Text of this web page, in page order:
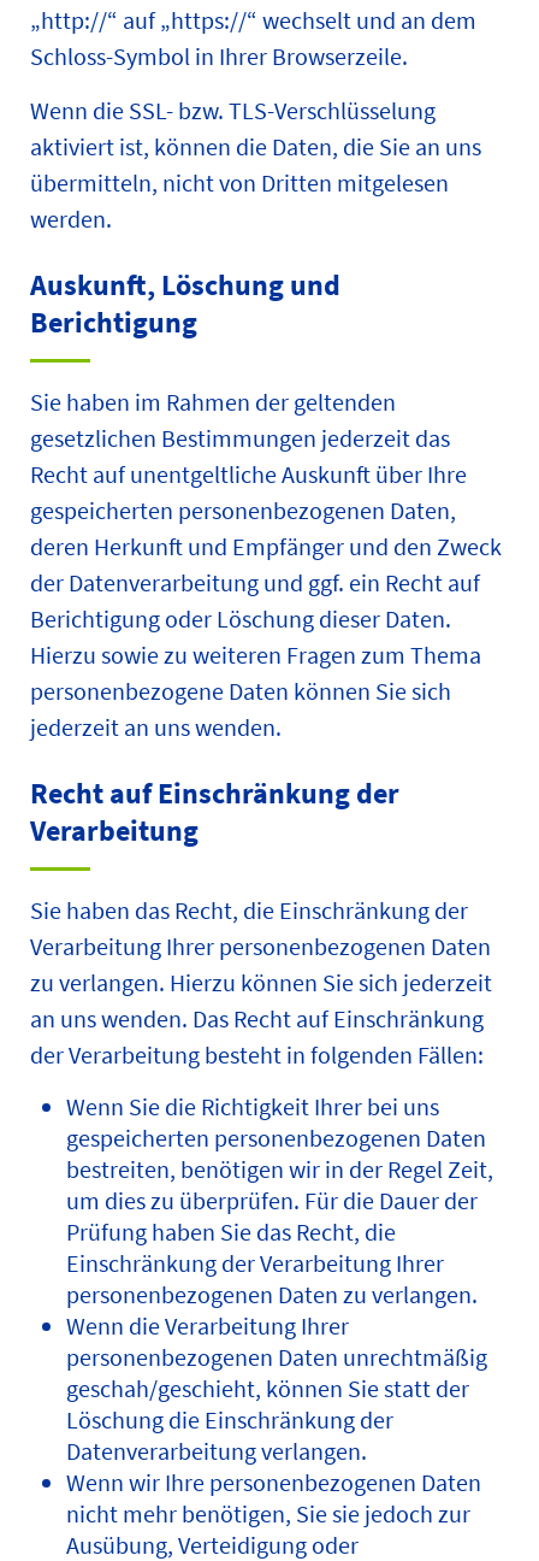
„http://“ auf „https://“ wechselt und an dem
Schloss-Symbol in Ihrer Browserzeile.
Wenn die SSL- bzw. TLS-Verschlüsselung
aktiviert ist, können die Daten, die Sie an uns
übermitteln, nicht von Dritten mitgelesen
werden.
Auskunft, Löschung und
Berichtigung
Sie haben im Rahmen der geltenden
gesetzlichen Bestimmungen jederzeit das
Recht auf unentgeltliche Auskunft über Ihre
gespeicherten personenbezogenen Daten,
deren Herkunft und Empfänger und den Zweck
der Datenverarbeitung und ggf. ein Recht auf
Berichtigung oder Löschung dieser Daten.
Hierzu sowie zu weiteren Fragen zum Thema
personenbezogene Daten können Sie sich
jederzeit an uns wenden.
Recht auf Einschränkung der
Verarbeitung
Sie haben das Recht, die Einschränkung der
Verarbeitung Ihrer personenbezogenen Daten
zu verlangen. Hierzu können Sie sich jederzeit
an uns wenden. Das Recht auf Einschränkung
der Verarbeitung besteht in folgenden Fällen:
Wenn Sie die Richtigkeit Ihrer bei uns
gespeicherten personenbezogenen Daten
bestreiten, benötigen wir in der Regel Zeit,
um dies zu überprüfen. Für die Dauer der
Prüfung haben Sie das Recht, die
Einschränkung der Verarbeitung Ihrer
personenbezogenen Daten zu verlangen.
Wenn die Verarbeitung Ihrer
personenbezogenen Daten unrechtmäßig
geschah/geschieht, können Sie statt der
Löschung die Einschränkung der
Datenverarbeitung verlangen.
Wenn wir Ihre personenbezogenen Daten
nicht mehr benötigen, Sie sie jedoch zur
Ausübung, Verteidigung oder